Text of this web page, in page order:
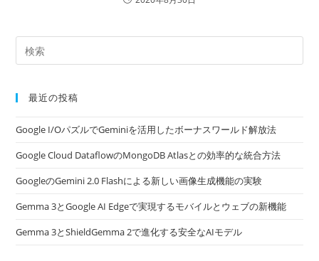
最近の投稿
Google I/OパズルでGeminiを活用したボーナスワールド解放法
Google Cloud DataflowのMongoDB Atlasとの効率的な統合方法
GoogleのGemini 2.0 Flashによる新しい画像生成機能の実験
Gemma 3とGoogle AI Edgeで実現するモバイルとウェブの新機能
Gemma 3とShieldGemma 2で進化する安全なAIモデル